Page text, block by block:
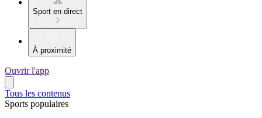
Sport en direct
À proximité
Ouvrir l'app
Tous les contenus
Sports populaires